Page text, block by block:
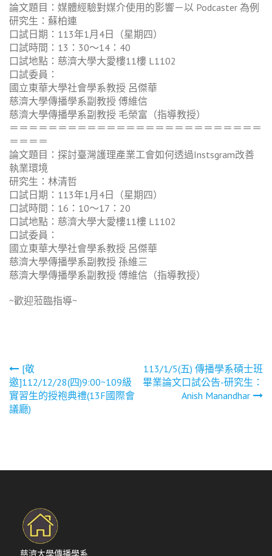
論文題目：媒體經驗對媒介使用的影響－以 Podcaster 為例
研究生：蘇柏連
口試日期：113年1月4日（星期四）
口試時間：13：30～14：40
口試地點：慈濟大學大愛樓11樓 L1102
口試委員：
國立東華大學社會學系教授 呂傑華
慈濟大學傳播學系副教授 傅維信
慈濟大學傳播學系副教授 毛榮富（指導教授）
＝＝＝＝＝＝＝＝＝＝＝＝＝＝＝＝＝＝＝＝＝＝＝＝＝＝
＝＝＝＝
論文題目：探討臺灣護理產業工會如何透過Instsgram改善
執業環境
研究生：林清哲
口試日期：113年1月4日（星期四）
口試時間：16：10～17：20
口試地點：慈濟大學大愛樓11樓 L1102
口試委員：
國立東華大學社會學系教授 呂傑華
慈濟大學傳播學系副教授 孫維三
慈濟大學傳播學系副教授 傅維信（指導教授）
~歡迎蒞臨指導~
文
章
[敬
邀]112/12/28(四)9:00~109級
實習生的授袍典禮(13F國際會
議廳)
113/1/5(五) 傳播學系碩士班
畢業論文口試公告-研究生：
Anish Manandhar
慈濟大學傳播學系